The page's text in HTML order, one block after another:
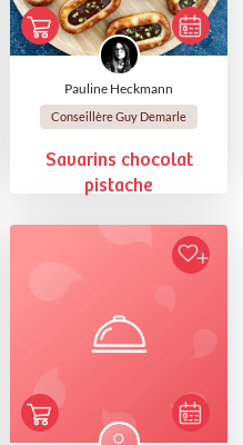
Pauline Heckmann
Conseillère Guy Demarle
Savarins chocolat
pistache